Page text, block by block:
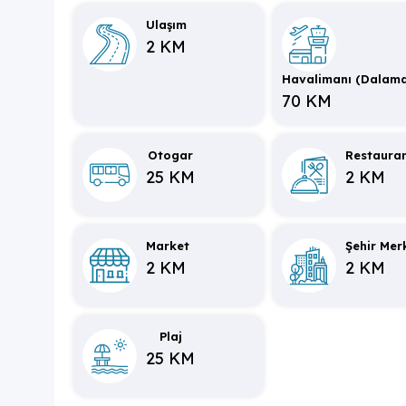
Ulaşım
2 KM
Havalimanı
70 KM
Otogar
25 KM 2 KM
Market
2 KM
Şehir
2 KM
Plaj
25 KM